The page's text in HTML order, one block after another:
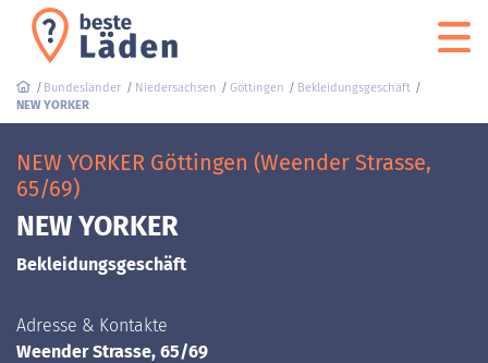
Bundesländer Niedersachsen Göttingen
Bekleidungsgeschäft
NEW YORKER
NEW YORKER Göttingen (Weender Strasse,
65/69)
NEW YORKER
Bekleidungsgeschäft
Adresse & Kontakte
Weender Strasse, 65/69